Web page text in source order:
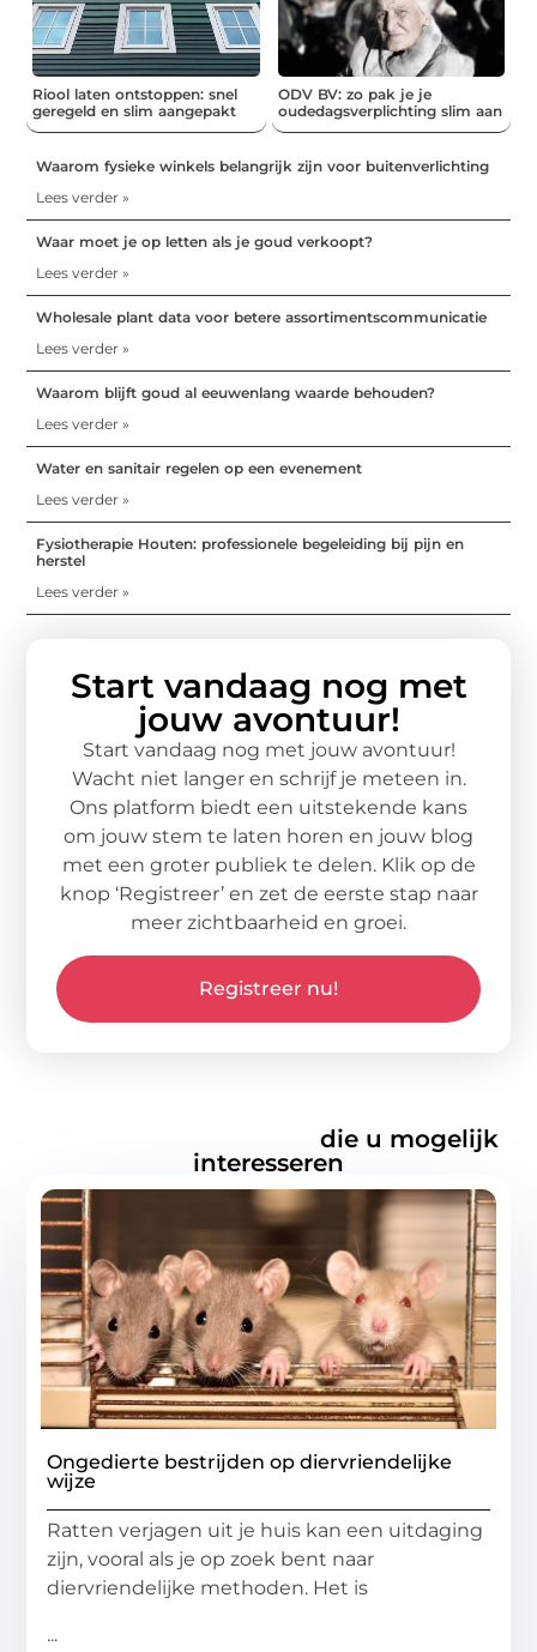
Riool laten ontstoppen: snel
geregeld en slim aangepakt
ODV BV: zo pak je je
oudedagsverplichting slim aan
Waarom fysieke winkels belangrijk zijn voor buitenverlichting
Lees verder »
Waar moet je op letten als je goud verkoopt?
Lees verder »
Wholesale plant data voor betere assortimentscommunicatie
Lees verder »
Waarom blijft goud al eeuwenlang waarde behouden?
Lees verder »
Water en sanitair regelen op een evenement
Lees verder »
Fysiotherapie Houten: professionele begeleiding bij pijn en
herstel
Lees verder »
Start vandaag nog met
jouw avontuur!
Start vandaag nog met jouw avontuur!
Wacht niet langer en schrijf je meteen in.
Ons platform biedt een uitstekende kans
om jouw stem te laten horen en jouw blog
met een groter publiek te delen. Klik op de
knop ‘Registreer’ en zet de eerste stap naar
meer zichtbaarheid en groei.
Registreer nu!
die u mogelijk
interesseren
Ongedierte bestrijden op diervriendelijke
wijze
Ratten verjagen uit je huis kan een uitdaging
zijn, vooral als je op zoek bent naar
diervriendelijke methoden. Het is
...